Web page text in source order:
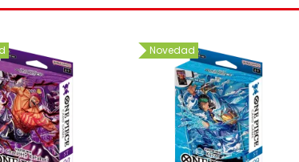
Novedad